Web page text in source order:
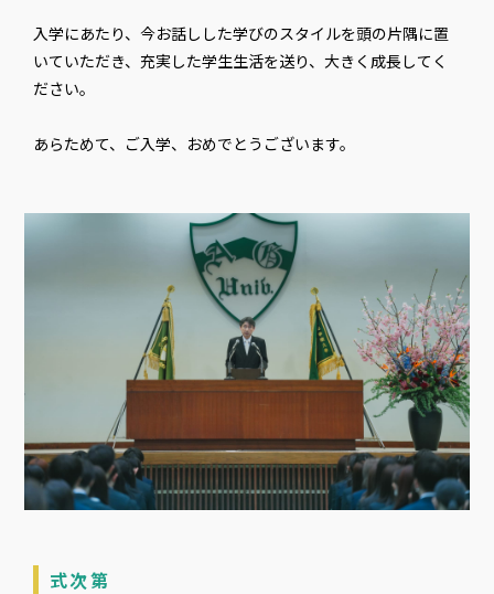
入学にあたり、今お話しした学びのスタイルを頭の片隅に置
いていただき、充実した学生生活を送り、大きく成長してく
ださい。
あらためて、ご入学、おめでとうございます。
式次第